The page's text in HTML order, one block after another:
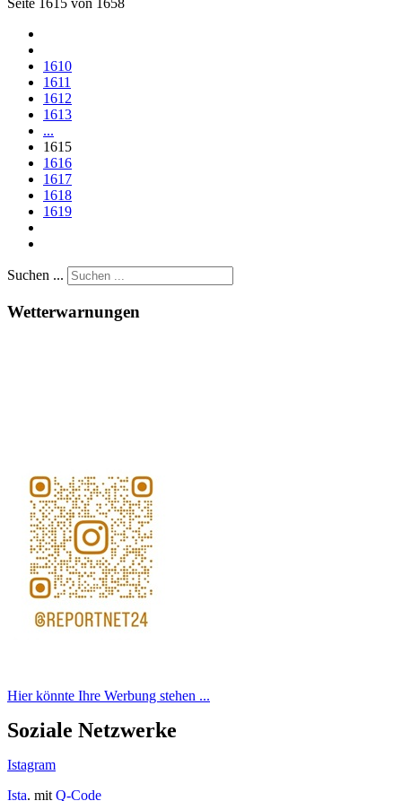
Seite 1615 von 1658
1610
1611
1612
1613
...
1615
1616
1617
1618
1619
Suchen ...
Wetterwarnungen
Hier könnte Ihre Werbung stehen ...
Soziale Netzwerke
Istagram
Ista. mit Q-Code